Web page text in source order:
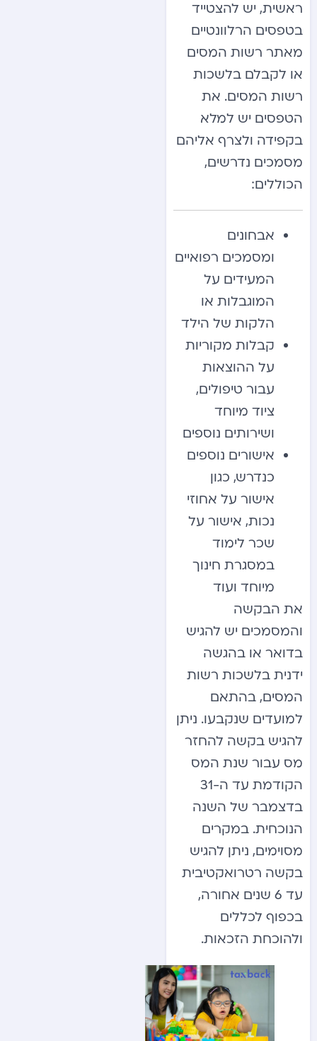
ראשית, יש להצטייד
בטפסים הרלוונטיים
מאתר רשות המסים
או לקבלם בלשכות
רשות המסים. את
הטפסים יש למלא
בקפידה ולצרף אליהם
מסמכים נדרשים,
הכוללים:
אבחונים
ומסמכים רפואיים
המעידים על
המוגבלות או
הלקות של הילד
קבלות מקוריות
על ההוצאות
עבור טיפולים,
ציוד מיוחד
ושירותים נוספים
אישורים נוספים
כנדרש, כגון
אישור על אחוזי
נכות, אישור על
שכר לימוד
במסגרת חינוך
מיוחד ועוד
את הבקשה
והמסמכים יש להגיש
בדואר או בהגשה
ידנית בלשכות רשות
המסים, בהתאם
למועדים שנקבעו. ניתן
להגיש בקשה להחזר
מס עבור שנת המס
הקודמת עד ה-31
בדצמבר של השנה
הנוכחית. במקרים
מסוימים, ניתן להגיש
בקשה רטרואקטיבית
עד 6 שנים אחורה,
בכפוף לכללים
ולהוכחת הזכאות.